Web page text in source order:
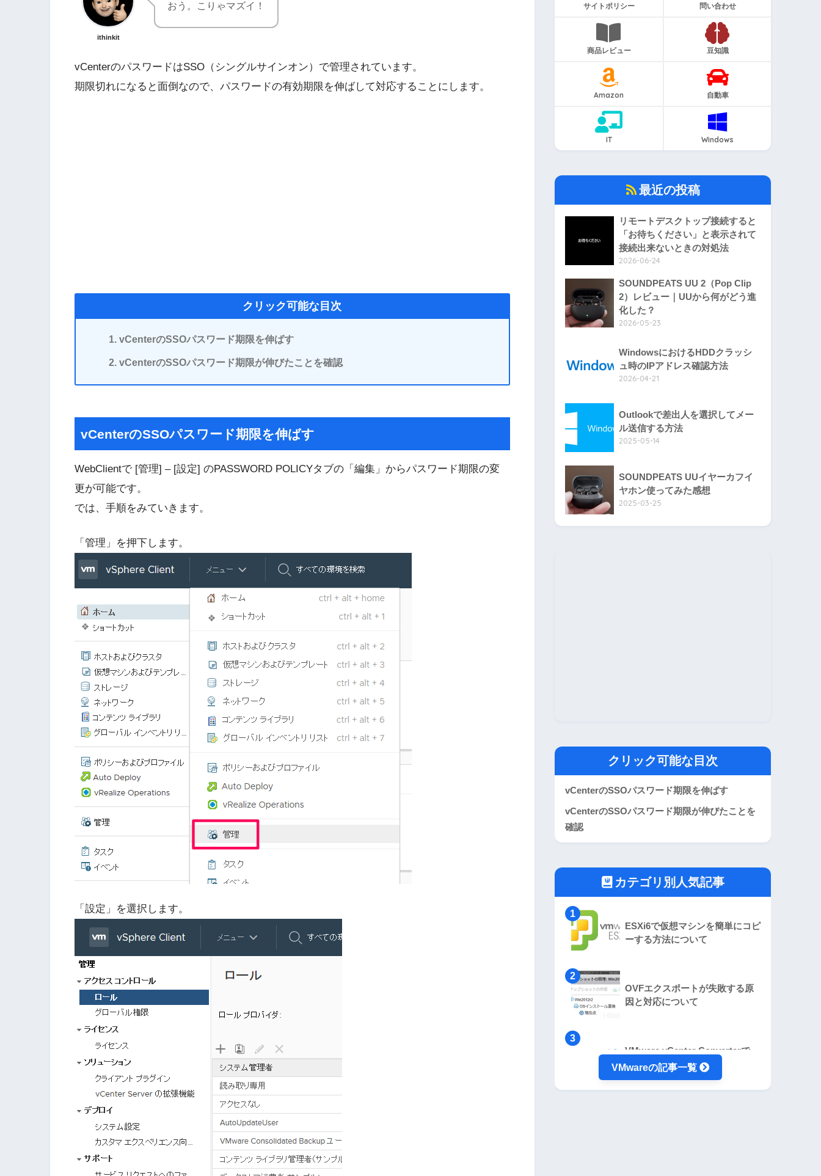
ithinkit
おう。こりゃマズイ！
vCenterのパスワードはSSO（シングルサインオン）で管理されています。
期限切れになると面倒なので、パスワードの有効期限を伸ばして対応することにします。
クリック可能な目次
vCenterのSSOパスワード期限を伸ばす
vCenterのSSOパスワード期限が伸びたことを確認
vCenterのSSOパスワード期限を伸ばす
WebClientで [管理] – [設定] のPASSWORD POLICYタブの「編集」からパスワード期限の変
更が可能です。
では、手順をみていきます。
「管理」を押下します。
「設定」を選択します。
サイトポリシー 問い合わせ
商品レビュー 豆知識
Amazon 自動車
IT Windows
最近の投稿
リモートデスクトップ接続すると
「お待ちください」と表示されて
接続出来ないときの対処法
2026-06-24
SOUNDPEATS UU 2（Pop Clip
2）レビュー｜UUから何がどう進
化した？
2026-05-23
WindowsにおけるHDDクラッシ
ュ時のIPアドレス確認方法
2026-04-21
Outlookで差出人を選択してメー
ル送信する方法
2025-05-14
SOUNDPEATS UUイヤーカフイ
ヤホン使ってみた感想
2025-03-25
クリック可能な目次
vCenterのSSOパスワード期限を伸ばす
vCenterのSSOパスワード期限が伸びたことを
確認
カテゴリ別人気記事
ESXi6で仮想マシンを簡単にコピ
ーする方法について
OVFエクスポートが失敗する原
因と対応について
VMware vCenter Converterで
P2Vを試してみた結果！
VMwareの記事一覧